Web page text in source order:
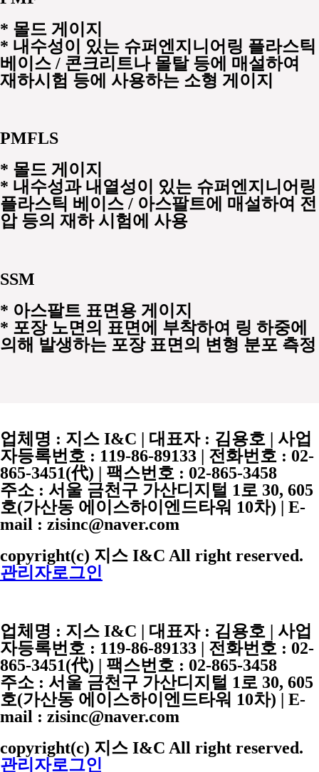
* 몰드 게이지
* 내수성이 있는 슈퍼엔지니어링 플라스틱
베이스 / 콘크리트나 몰탈 등에 매설하여
재하시험 등에 사용하는 소형 게이지
PMFLS
* 몰드 게이지
* 내수성과 내열성이 있는 슈퍼엔지니어링
플라스틱 베이스 / 아스팔트에 매설하여 전
압 등의 재하 시험에 사용
SSM
* 아스팔트 표면용 게이지
* 포장 노면의 표면에 부착하여 링 하중에
의해 발생하는 포장 표면의 변형 분포 측정
업체명 : 지스 I&C | 대표자 : 김용호 | 사업
자등록번호 : 119-86-89133 | 전화번호 : 02-
865-3451(代) | 팩스번호 : 02-865-3458
주소 : 서울 금천구 가산디지털 1로 30, 605
호(가산동 에이스하이엔드타워 10차) | E-
mail : zisinc@naver.com
copyright(c) 지스 I&C All right reserved.
관리자로그인
업체명 : 지스 I&C | 대표자 : 김용호 | 사업
자등록번호 : 119-86-89133 | 전화번호 : 02-
865-3451(代) | 팩스번호 : 02-865-3458
주소 : 서울 금천구 가산디지털 1로 30, 605
호(가산동 에이스하이엔드타워 10차) | E-
mail : zisinc@naver.com
copyright(c) 지스 I&C All right reserved.
관리자로그인